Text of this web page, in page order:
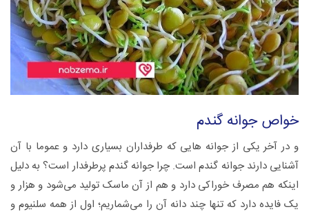
خواص جوانه گندم
و در آخر یکی از جوانه‌ هایی که طرفداران بسیاری دارد و عموما با آن
آشنایی دارند جوانه گندم است. چرا جوانه گندم پرطرفدار است؟ به دلیل
اینکه هم مصرف خوراکی دارد و هم از آن ماسک تولید می‌شود و هزار و
یک فایده دارد که تنها چند دانه آن را می‌شماریم؛ اول از همه سلنیوم و